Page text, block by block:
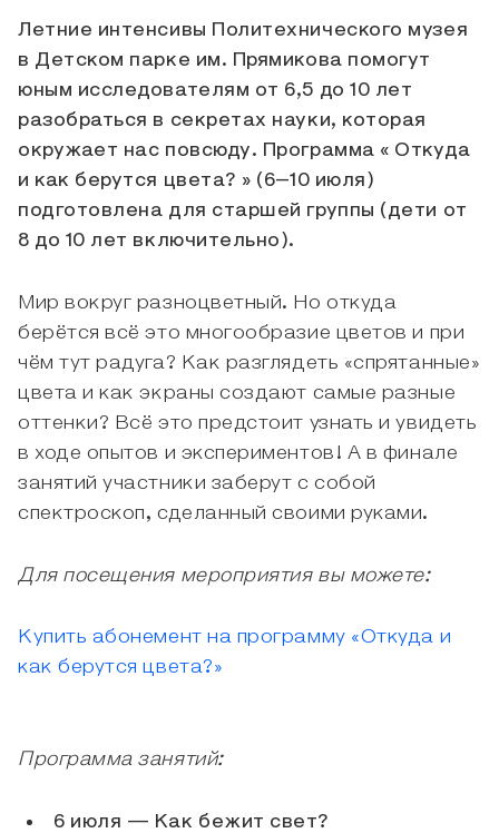
Летние интенсивы Политехнического музея
в Детском парке им. Прямикова помогут
юным исследователям от 6,5 до 10 лет
разобраться в секретах науки, которая
окружает нас повсюду. Программа « Откуда
и как берутся цвета? » (6–10 июля)
подготовлена для старшей группы (дети от
8 до 10 лет включительно).
Мир вокруг разноцветный. Но откуда
берётся всё это многообразие цветов и при
чём тут радуга? Как разглядеть «спрятанные»
цвета и как экраны создают самые разные
оттенки? Всё это предстоит узнать и увидеть
в ходе опытов и экспериментов! А в финале
занятий участники заберут с собой
спектроскоп, сделанный своими руками.
Для посещения мероприятия вы можете:
Купить абонемент на программу «Откуда и
как берутся цвета?»
Программа занятий:
6 июля — Как бежит свет?